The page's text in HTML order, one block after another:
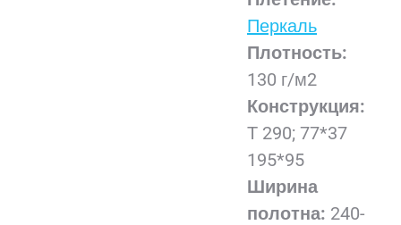
Перкаль
Плотность:
130 г/м2
Конструкция:
Т 290; 77*37
195*95
Ширина
полотна: 240-